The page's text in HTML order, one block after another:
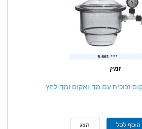
זמין
זכוכית עם מד-ואקום ומד-לחץ
הוסף לסל הצג